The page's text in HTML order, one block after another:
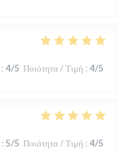
: 4/5 Ποιότητα / Τιμή : 4/5
: 5/5 Ποιότητα / Τιμή : 4/5